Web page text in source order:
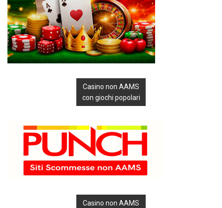
Casino non AAMS
con giochi popolari
Casino non AAMS